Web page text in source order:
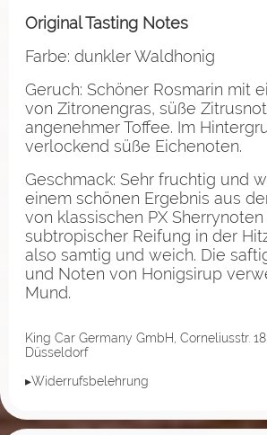
Original Tasting Notes
Farbe: dunkler Waldhonig
Geruch: Schöner Rosmarin mit
von Zitronengras, süße
angenehmer Toffee. Im
verlockend süße Eichenoten.
Geschmack: Sehr fruchtig und
einem schönen Ergebnis aus
von klassischen PX
subtropischer Reifung in der
also samtig und weich. Die
und Noten von Honigsirup
Mund.
King Car Germany GmbH, Corneliusstr.
Düsseldorf
▸Widerrufsbelehrung